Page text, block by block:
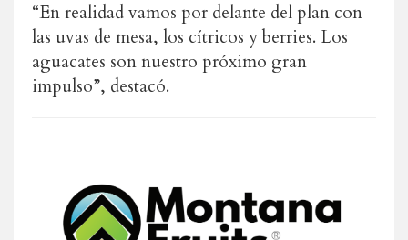
“En realidad vamos por delante del plan con
las uvas de mesa, los cítricos y berries. Los
aguacates son nuestro próximo gran
impulso”, destacó.